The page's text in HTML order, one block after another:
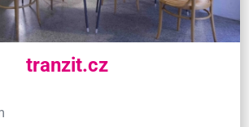
tranzit.cz